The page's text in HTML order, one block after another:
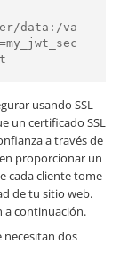
usando SSL
un certificado SSL
a través de
proporcionar un
cada cliente tome
de tu sitio web.
a continuación.
necesitan dos